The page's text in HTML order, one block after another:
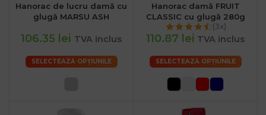
Hanorac de lucru damă cu
glugă MARSU ASH
106.35 lei TVA inclus
SELECTEAZĂ OPȚIUNILE
Hanorac damă FRUIT
CLASSIC cu glugă 280g
(3x)
110.87 lei TVA inclus
SELECTEAZĂ OPȚIUNILE